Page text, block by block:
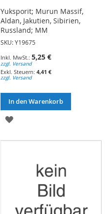
Yuksporit; Murun Massif,
Aldan, Jakutien, Sibirien,
Russland; MM
SKU: Y19675
5,25 €
zzgl. Versand
4,41 €
zzgl. Versand
In den Warenkorb
ZUR